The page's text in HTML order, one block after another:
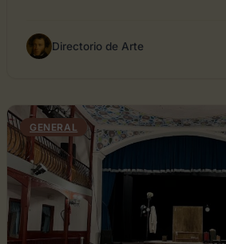
Directorio de Arte
GENERAL